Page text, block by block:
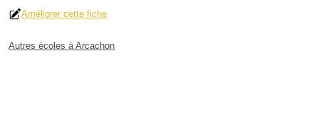
Améliorer cette fiche
Autres écoles à Arcachon